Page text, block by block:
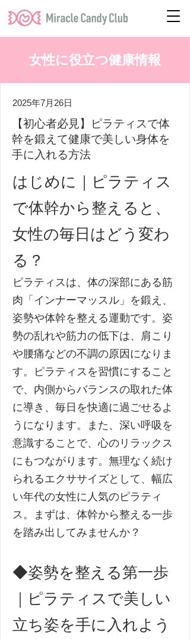
女性に役立つ健康情報
2025年7月26日
【初心者必見】ピラティスで体
幹を鍛えて健康で美しい身体を
手に入れる方法
はじめに｜ピラティス
で体幹から整えると、
女性の毎日はどう変わ
る？
ピラティスは、体の深部にある筋
肉「インナーマッスル」を鍛え、
姿勢や体幹を整える運動です。姿
勢の乱れや筋力の低下は、肩こり
や腰痛などの不調の原因になりま
す。ピラティスを習慣にすること
で、内側からバランスの取れた体
に導き、毎日を快適に過ごせるよ
うになります。また、深い呼吸を
意識することで、心のリラックス
にもつながります。無理なく続け
られるエクササイズとして、幅広
い年代の女性に人気のピラティ
ス。まずは、体幹から整える一歩
を踏み出してみませんか？
◆姿勢を整える第一歩
｜ピラティスで美しい
立ち姿を手に入れよう